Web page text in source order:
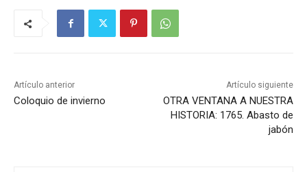
Artículo anterior
Coloquio de invierno
Artículo siguiente
OTRA VENTANA A NUESTRA
HISTORIA: 1765. Abasto de
jabón